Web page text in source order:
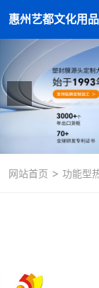
惠州艺都文化用
网站首页 > 功能型